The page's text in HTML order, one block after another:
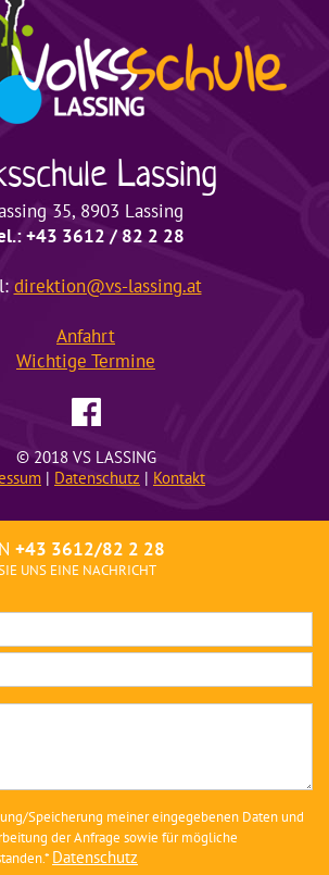
Lassing
35, 8903 Lassing
+43 3612 / 82 2 28
direktion@vs-lassing.at
Anfahrt
Wichtige Termine
© 2018 VS LASSING
| Datenschutz | Kontakt
+43 3612/82 2 28
UNS EINE NACHRICHT
Speicherung meiner eingegebenen Daten und
der Anfrage sowie für mögliche
Datenschutz